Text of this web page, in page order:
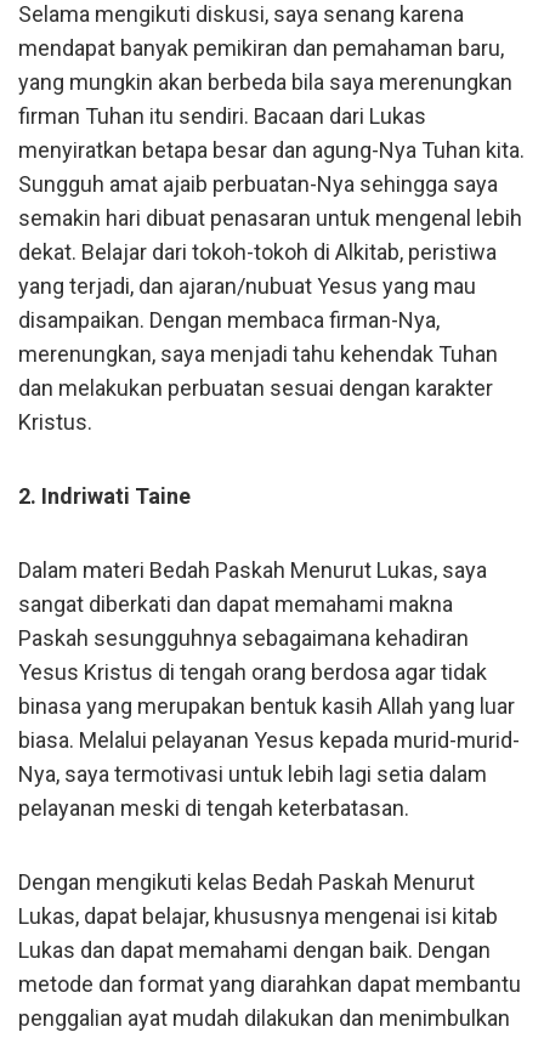
Selama mengikuti diskusi, saya senang karena
mendapat banyak pemikiran dan pemahaman baru,
yang mungkin akan berbeda bila saya merenungkan
firman Tuhan itu sendiri. Bacaan dari Lukas
menyiratkan betapa besar dan agung-Nya Tuhan kita.
Sungguh amat ajaib perbuatan-Nya sehingga saya
semakin hari dibuat penasaran untuk mengenal lebih
dekat. Belajar dari tokoh-tokoh di Alkitab, peristiwa
yang terjadi, dan ajaran/nubuat Yesus yang mau
disampaikan. Dengan membaca firman-Nya,
merenungkan, saya menjadi tahu kehendak Tuhan
dan melakukan perbuatan sesuai dengan karakter
Kristus.
2. Indriwati Taine
Dalam materi Bedah Paskah Menurut Lukas, saya
sangat diberkati dan dapat memahami makna
Paskah sesungguhnya sebagaimana kehadiran
Yesus Kristus di tengah orang berdosa agar tidak
binasa yang merupakan bentuk kasih Allah yang luar
biasa. Melalui pelayanan Yesus kepada murid-murid-
Nya, saya termotivasi untuk lebih lagi setia dalam
pelayanan meski di tengah keterbatasan.
Dengan mengikuti kelas Bedah Paskah Menurut
Lukas, dapat belajar, khususnya mengenai isi kitab
Lukas dan dapat memahami dengan baik. Dengan
metode dan format yang diarahkan dapat membantu
penggalian ayat mudah dilakukan dan menimbulkan